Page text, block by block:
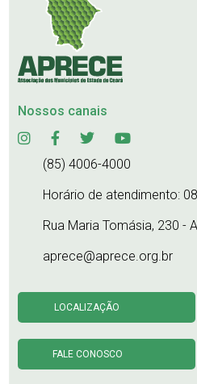
Nossos canais
(85) 4006-4000
Horário de atendimento:
Rua Maria Tomásia, 230 -
aprece@aprece.org.br
LOCALIZAÇÃO
FALE CONOSCO